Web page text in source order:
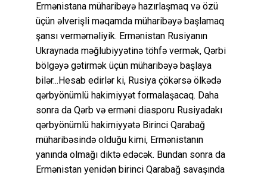
Ermənistana müharibəyə hazırlaşmaq və özü
üçün əlverişli məqamda müharibəyə başlamaq
şansı verməməliyik. Ermənistan Rusiyanın
Ukraynada məğlubiyyətinə töhfə vermək, Qərbi
bölgəyə gətirmək üçün müharibəyə başlaya
bilər...Hesab edirlər ki, Rusiya çökərsə ölkədə
qərbyönümlü hakimiyyət formalaşacaq. Daha
sonra da Qərb və erməni diasporu Rusiyadakı
qərbyönümlü hakimiyyətə Birinci Qarabağ
müharibəsində olduğu kimi, Ermənistanın
yanında olmağı diktə edəcək. Bundan sonra da
Ermənistan yenidən birinci Qarabağ savaşında